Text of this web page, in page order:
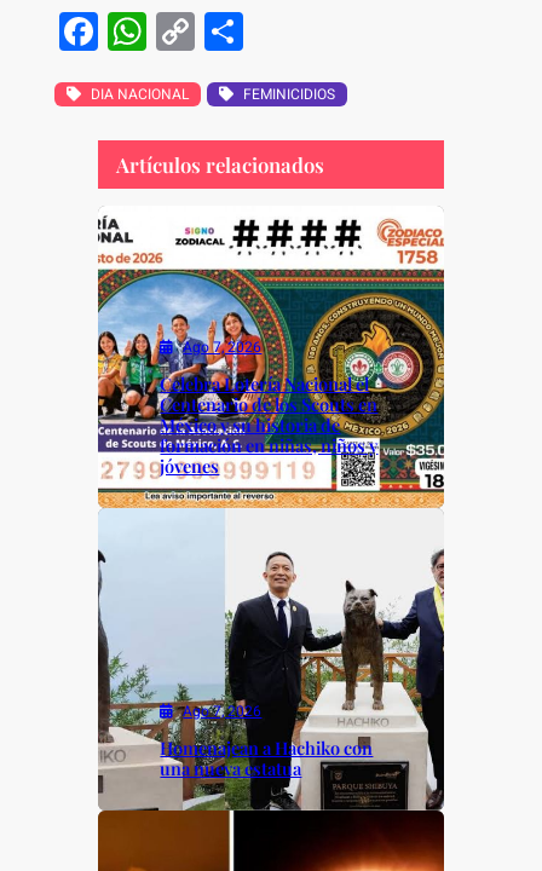
F
a
c
e
b
o
o
k
W
h
at
s
A
p
C
o
p
y
Li
n
k
S
h
ar
e
DIA NACIONAL FEMINICIDIOS
Artículos relacionados
Ago 7, 2026
Celebra Lotería Nacional el
Centenario de los Scouts en
México y su historia de
formación en niñas, niños y
jóvenes
Ago 7, 2026
Homenajean a Hachiko con
una nueva estatua